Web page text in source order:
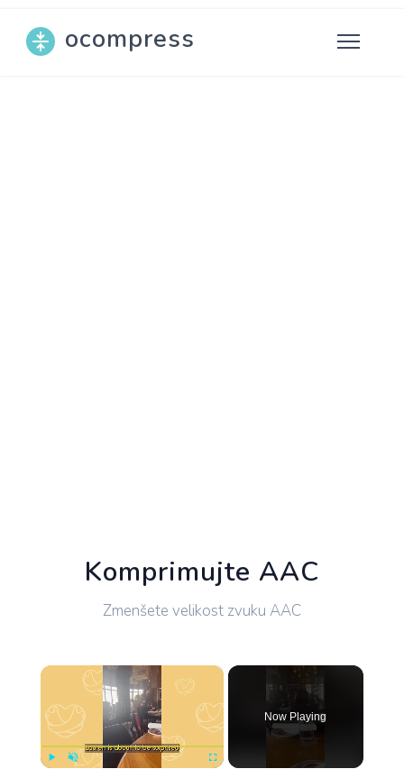
ocompress
Komprimujte AAC
Zmenšete velikost zvuku AAC
×
Now Playing